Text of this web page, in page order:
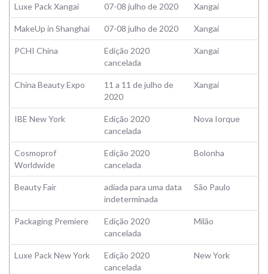
Luxe Pack Xangai 07-08 julho de 2020 Xangai
MakeUp in Shanghai 07-08 julho de 2020 Xangai
PCHI China
Edição 2020
cancelada
Xangai
China Beauty Expo
11 a 11 de julho de
2020
Xangai
IBE New York
Edição 2020
cancelada
Nova Iorque
Cosmoprof
Worldwide
Edição 2020
cancelada
Bolonha
Beauty Fair
adiada para uma data
indeterminada
São Paulo
Packaging Premiere
Edição 2020
cancelada
Milão
Luxe Pack New York
Edição 2020
cancelada
New York